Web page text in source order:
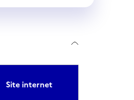
Site internet